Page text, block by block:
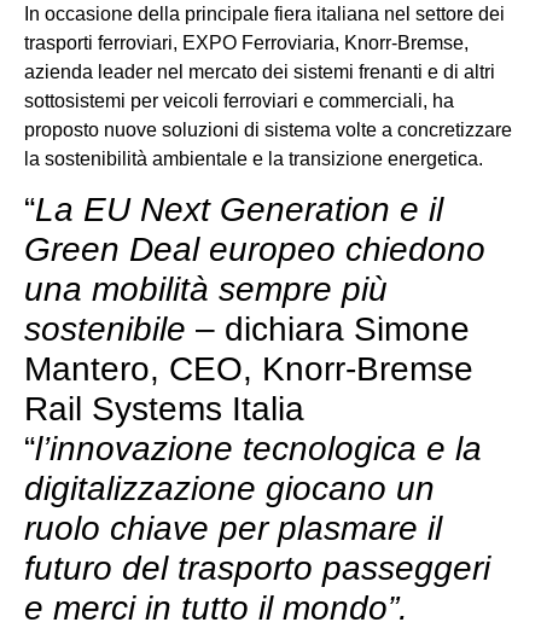
In occasione della principale fiera italiana nel settore dei
trasporti ferroviari, EXPO Ferroviaria, Knorr-Bremse,
azienda leader nel mercato dei sistemi frenanti e di altri
sottosistemi per veicoli ferroviari e commerciali, ha
proposto nuove soluzioni di sistema volte a concretizzare
la sostenibilità ambientale e la transizione energetica.
“La EU Next Generation e il
Green Deal europeo chiedono
una mobilità sempre più
sostenibile – dichiara Simone
Mantero, CEO, Knorr-Bremse
Rail Systems Italia
“l’innovazione tecnologica e la
digitalizzazione giocano un
ruolo chiave per plasmare il
futuro del trasporto passeggeri
e merci in tutto il mondo”.